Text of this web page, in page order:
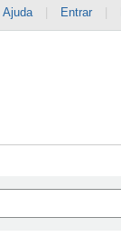
Ajuda Entrar